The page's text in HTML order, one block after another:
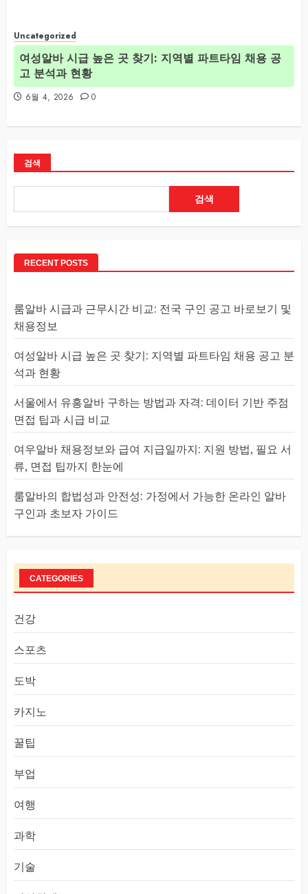
Uncategorized
여성알바 시급 높은 곳 찾기: 지역별 파트타임 채용 공
고 분석과 현황
6월 4, 2026 0
검색
검색
RECENT POSTS
룸알바 시급과 근무시간 비교: 전국 구인 공고 바로보기 및
채용정보
여성알바 시급 높은 곳 찾기: 지역별 파트타임 채용 공고 분
석과 현황
서울에서 유흥알바 구하는 방법과 자격: 데이터 기반 주점
면접 팁과 시급 비교
여우알바 채용정보와 급여 지급일까지: 지원 방법, 필요 서
류, 면접 팁까지 한눈에
룸알바의 합법성과 안전성: 가정에서 가능한 온라인 알바
구인과 초보자 가이드
CATEGORIES
건강
스포츠
도박
카지노
꿀팁
부업
여행
과학
기술